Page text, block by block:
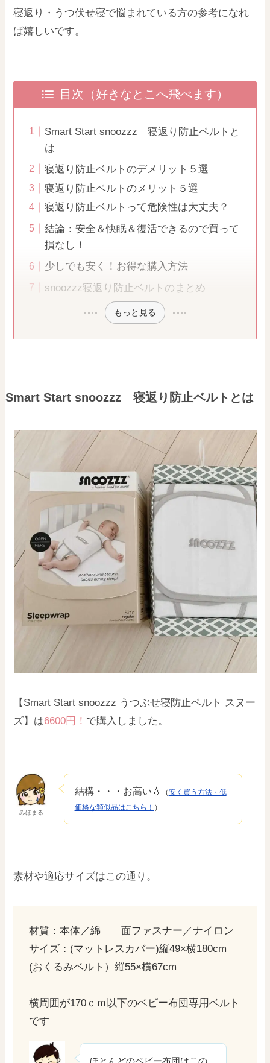
寝返り・うつ伏せ寝で悩まれている方の参考になれ
ば嬉しいです。
目次（好きなとこへ飛べます）
Smart Start snoozzz 寝返り防止ベルトと
は
寝返り防止ベルトのデメリット５選
寝返り防止ベルトのメリット５選
寝返り防止ベルトって危険性は大丈夫？
結論：安全＆快眠＆復活できるので買って
損なし！
少しでも安く！お得な購入方法
snoozzz寝返り防止ベルトのまとめ
もっと見る
Smart Start snoozzz 寝返り防止ベルトとは
【Smart Start snoozzz うつぶせ寝防止ベルト スヌー
ズ】は6600円！ で購入しました。
みほまる
結構・・・お高い💧 （安く買う方法・低
価格な類似品はこちら！ ）
素材や適応サイズはこの通り。
材質：本体／綿 面ファスナー／ナイロン
サイズ：(マットレスカバー)縦49×横180cm
(おくるみベルト）縦55×横67cm
横周囲が170ｃｍ以下のベビー布団専用ベルト
です